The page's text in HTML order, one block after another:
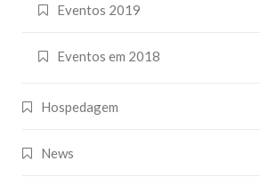
Eventos 2019
Eventos em 2018
Hospedagem
News